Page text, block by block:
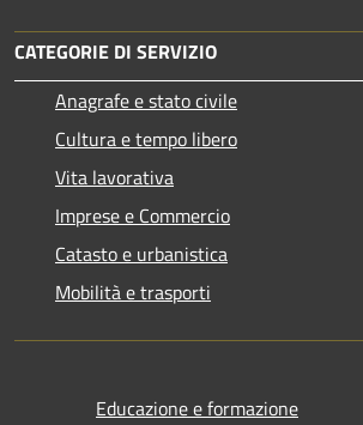
CATEGORIE DI SERVIZIO
Anagrafe e stato civile
Cultura e tempo libero
Vita lavorativa
Imprese e Commercio
Catasto e urbanistica
Mobilità e trasporti
Educazione e formazione